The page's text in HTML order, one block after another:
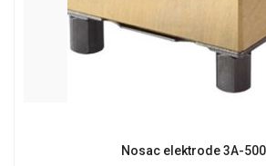
Nosac elektrode 3A-